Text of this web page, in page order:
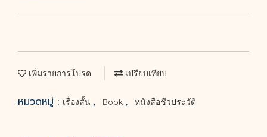
เพิ่มรายการโปรด เปรียบเทียบ
หมวดหมู่ : เรื่องสั้น , Book , หนังสือชีวประวัติ